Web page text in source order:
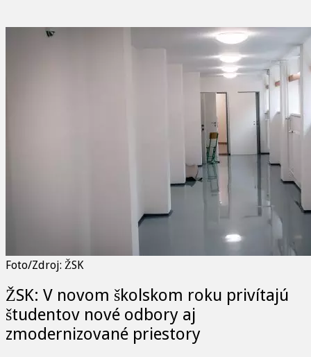
Foto/Zdroj: ŽSK
ŽSK: V novom školskom roku privítajú
študentov nové odbory aj
zmodernizované priestory